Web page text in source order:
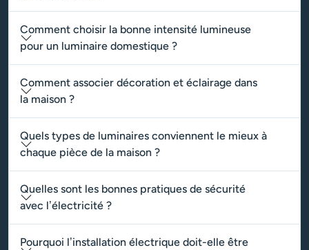
Comment choisir la bonne intensité lumineuse
pour un luminaire domestique ?
Comment associer décoration et éclairage dans
la maison ?
Quels types de luminaires conviennent le mieux à
chaque pièce de la maison ?
Quelles sont les bonnes pratiques de sécurité
avec l’électricité ?
Pourquoi l’installation électrique doit-elle être